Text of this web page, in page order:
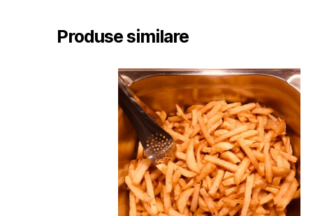
Produse similare